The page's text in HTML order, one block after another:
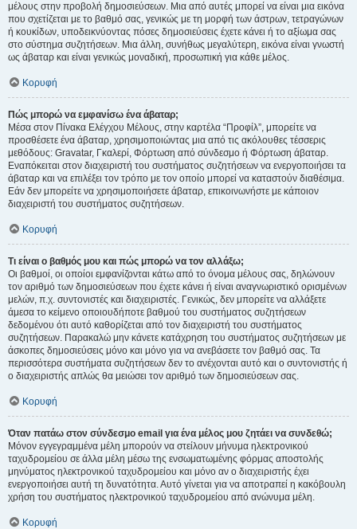
μέλους στην προβολή δημοσιεύσεων. Μια από αυτές μπορεί να είναι μια εικόνα
που σχετίζεται με το βαθμό σας, γενικώς με τη μορφή των άστρων, τετραγώνων
ή κουκίδων, υποδεικνύοντας πόσες δημοσιεύσεις έχετε κάνει ή το αξίωμα σας
στο σύστημα συζητήσεων. Μια άλλη, συνήθως μεγαλύτερη, εικόνα είναι γνωστή
ως άβαταρ και είναι γενικώς μοναδική, προσωπική για κάθε μέλος.
Κορυφή
Πώς μπορώ να εμφανίσω ένα άβαταρ;
Μέσα στον Πίνακα Ελέγχου Μέλους, στην καρτέλα “Προφίλ”, μπορείτε να
προσθέσετε ένα άβαταρ, χρησιμοποιώντας μια από τις ακόλουθες τέσσερις
μεθόδους: Gravatar, Γκαλερί, Φόρτωση από σύνδεσμο ή Φόρτωση άβαταρ.
Εναπόκειται στον διαχειριστή του συστήματος συζητήσεων να ενεργοποιήσει τα
άβαταρ και να επιλέξει τον τρόπο με τον οποίο μπορεί να καταστούν διαθέσιμα.
Εάν δεν μπορείτε να χρησιμοποιήσετε άβαταρ, επικοινωνήστε με κάποιον
διαχειριστή του συστήματος συζητήσεων.
Κορυφή
Τι είναι ο βαθμός μου και πώς μπορώ να τον αλλάξω;
Οι βαθμοί, οι οποίοι εμφανίζονται κάτω από το όνομα μέλους σας, δηλώνουν
τον αριθμό των δημοσιεύσεων που έχετε κάνει ή είναι αναγνωριστικό ορισμένων
μελών, π.χ. συντονιστές και διαχειριστές. Γενικώς, δεν μπορείτε να αλλάξετε
άμεσα το κείμενο οποιουδήποτε βαθμού του συστήματος συζητήσεων
δεδομένου ότι αυτό καθορίζεται από τον διαχειριστή του συστήματος
συζητήσεων. Παρακαλώ μην κάνετε κατάχρηση του συστήματος συζητήσεων με
άσκοπες δημοσιεύσεις μόνο και μόνο για να ανεβάσετε τον βαθμό σας. Τα
περισσότερα συστήματα συζητήσεων δεν το ανέχονται αυτό και ο συντονιστής ή
ο διαχειριστής απλώς θα μειώσει τον αριθμό των δημοσιεύσεων σας.
Κορυφή
Όταν πατάω στον σύνδεσμο email για ένα μέλος μου ζητάει να συνδεθώ;
Μόνον εγγεγραμμένα μέλη μπορούν να στείλουν μήνυμα ηλεκτρονικού
ταχυδρομείου σε άλλα μέλη μέσω της ενσωματωμένης φόρμας αποστολής
μηνύματος ηλεκτρονικού ταχυδρομείου και μόνο αν ο διαχειριστής έχει
ενεργοποιήσει αυτή τη δυνατότητα. Αυτό γίνεται για να αποτραπεί η κακόβουλη
χρήση του συστήματος ηλεκτρονικού ταχυδρομείου από ανώνυμα μέλη.
Κορυφή